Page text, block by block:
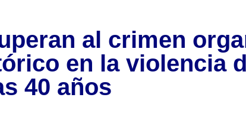
al crimen
en la violencia
40 años